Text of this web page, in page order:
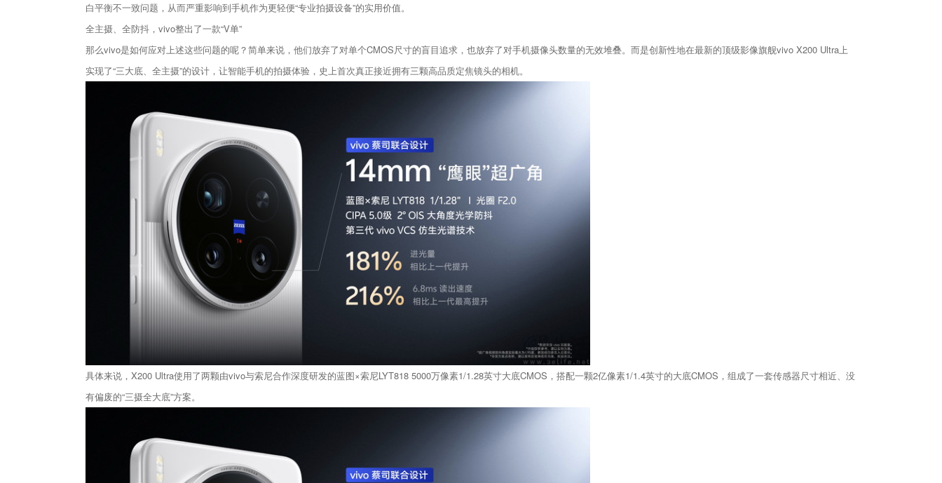
白平衡不一致问题，从而严重影响到手机作为更轻便“专业拍摄设备”的实用价值。
全主摄、全防抖，vivo整出了一款“V单”
那么vivo是如何应对上述这些问题的呢？简单来说，他们放弃了对单个CMOS尺寸的盲目追求，也放弃了对手机摄像头数量的无效堆叠。而是创新性地在最新的顶级影像旗舰vivo X200 Ultra上
实现了“三大底、全主摄”的设计，让智能手机的拍摄体验，史上首次真正接近拥有三颗高品质定焦镜头的相机。
具体来说，X200 Ultra使用了两颗由vivo与索尼合作深度研发的蓝图×索尼LYT818 5000万像素1/1.28英寸大底CMOS，搭配一颗2亿像素1/1.4英寸的大底CMOS，组成了一套传感器尺寸相近、没
有偏废的“三摄全大底”方案。